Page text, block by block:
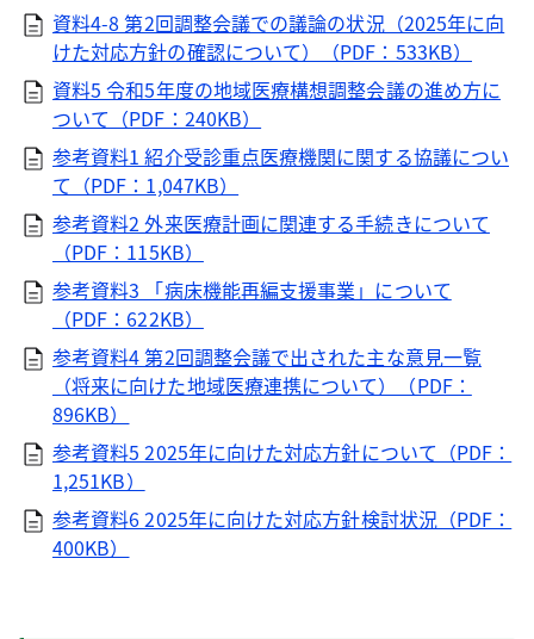
資料4-8 第2回調整会議での議論の状況（2025年に向
けた対応方針の確認について）（PDF：533KB）
資料5 令和5年度の地域医療構想調整会議の進め方に
ついて（PDF：240KB）
参考資料1 紹介受診重点医療機関に関する協議につい
て（PDF：1,047KB）
参考資料2 外来医療計画に関連する手続きについて
（PDF：115KB）
参考資料3 「病床機能再編支援事業」について
（PDF：622KB）
参考資料4 第2回調整会議で出された主な意見一覧
（将来に向けた地域医療連携について）（PDF：
896KB）
参考資料5 2025年に向けた対応方針について（PDF：
1,251KB）
参考資料6 2025年に向けた対応方針検討状況（PDF：
400KB）